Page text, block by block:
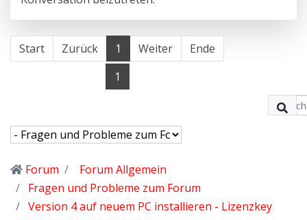
Start Zurück 1 Weiter
Ende
1
Forum
Forum Allgemein
Fragen und Probleme zum Forum
Version 4 auf neuem PC installieren - Lizenzkey